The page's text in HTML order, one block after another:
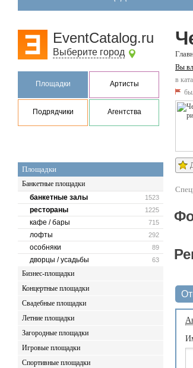
EventCatalog.ru
Выберите город
Площадки Артисты
Подрядчики Агентства
Площадки
Банкетные площадки
1523
банкетные залы
1225
рестораны
715
кафе / бары
292
лофты
89
особняки
63
дворцы / усадьбы
Бизнес-площадки
Концертные площадки
Свадебные площадки
Летние площадки
Загородные площадки
Игровые площадки
Спортивные площадки
Вы
в